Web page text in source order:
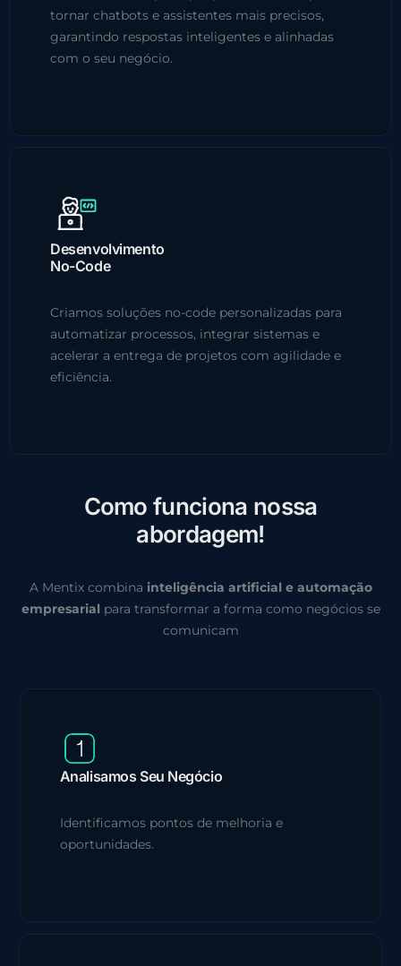
tornar chatbots e assistentes mais precisos,
garantindo respostas inteligentes e alinhadas
com o seu negócio.
Desenvolvimento
No-Code
Criamos soluções no-code personalizadas para
automatizar processos, integrar sistemas e
acelerar a entrega de projetos com agilidade e
eficiência.
Como funciona nossa
abordagem!
A Mentix combina inteligência artificial e automação
empresarial para transformar a forma como negócios se
comunicam
Analisamos Seu Negócio
Identificamos pontos de melhoria e
oportunidades.